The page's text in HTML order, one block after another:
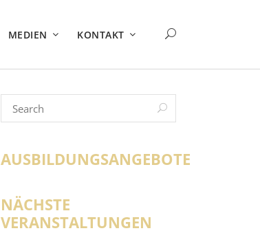
MEDIEN KONTAKT
AUSBILDUNGSANGEBOTE
NÄCHSTE
VERANSTALTUNGEN